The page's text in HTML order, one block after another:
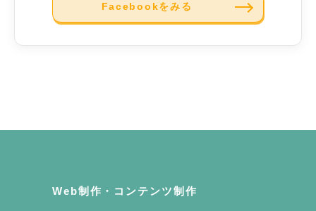
Facebookをみる
Web制作・コンテンツ制作